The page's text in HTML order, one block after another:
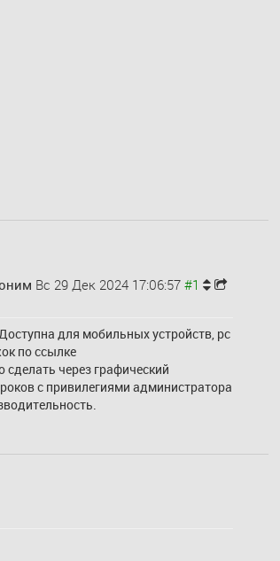
Вс 29 Дек 2024 17:06:57
для мобильных устройств, pc
сделать через графический
с привилегиями администратора